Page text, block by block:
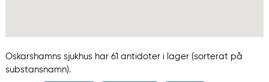
Oskarshamns sjukhus har 61 antidoter i lager (sorterat på
substansnamn).